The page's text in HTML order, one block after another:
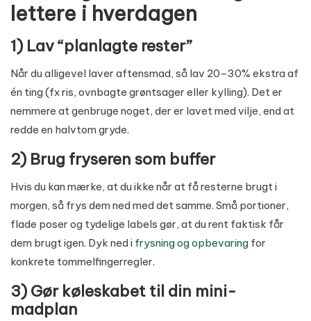
lettere i hverdagen
1) Lav “planlagte rester”
Når du alligevel laver aftensmad, så lav 20–30% ekstra af
én ting (fx ris, ovnbagte grøntsager eller kylling). Det er
nemmere at genbruge noget, der er lavet med vilje, end at
redde en halvtom gryde.
2) Brug fryseren som buffer
Hvis du kan mærke, at du ikke når at få resterne brugt i
morgen, så frys dem ned med det samme. Små portioner,
flade poser og tydelige labels gør, at du rent faktisk får
dem brugt igen. Dyk ned i frysning og opbevaring for
konkrete tommelfingerregler.
3) Gør køleskabet til din mini-
madplan